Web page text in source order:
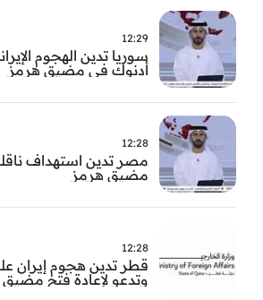
12:29
سوريا تدين الهجوم
أدنوك في مضيق هرمز ‏
12:28
مصر تدين استهداف
مضيق هرمز
12:28
قطر تدين هجوم إيران
وتدعو لإعادة فتح